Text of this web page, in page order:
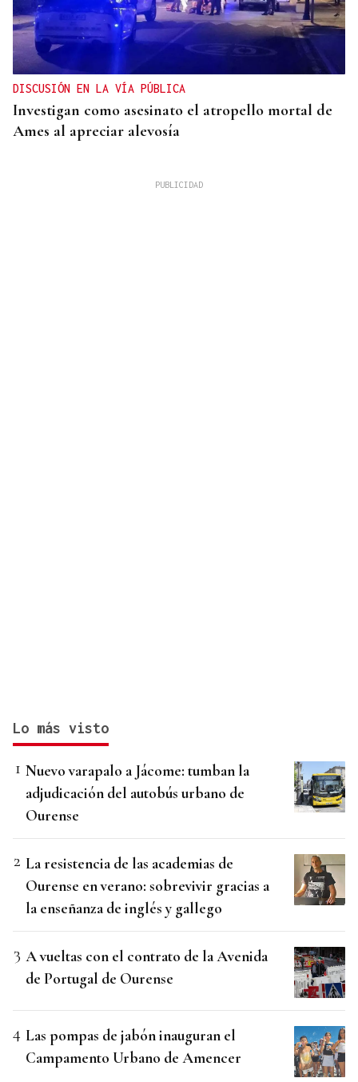
DISCUSIÓN EN LA VÍA PÚBLICA
Investigan como asesinato el atropello mortal de
Ames al apreciar alevosía
Lo más visto
Nuevo varapalo a Jácome: tumban la
adjudicación del autobús urbano de
Ourense
La resistencia de las academias de
Ourense en verano: sobrevivir gracias a
la enseñanza de inglés y gallego
A vueltas con el contrato de la Avenida
de Portugal de Ourense
Las pompas de jabón inauguran el
Campamento Urbano de Amencer